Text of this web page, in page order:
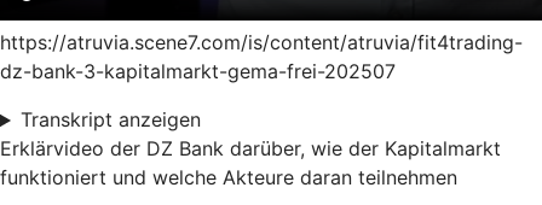
https://atruvia.scene7.com/is/content/atruvia/fit4trading-
dz-bank-3-kapitalmarkt-gema-frei-202507
Transkript anzeigen
Erklärvideo der DZ Bank darüber, wie der Kapitalmarkt
funktioniert und welche Akteure daran teilnehmen